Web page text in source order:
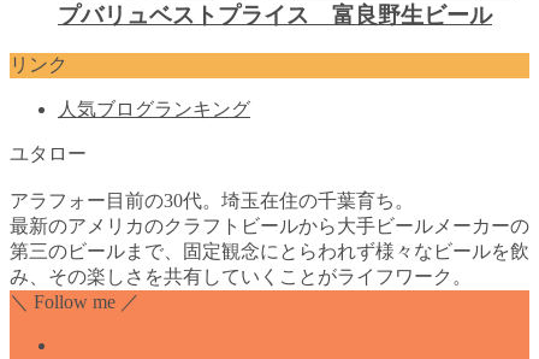
プバリュベストプライス 富良野生ビール
リンク
人気ブログランキング
ユタロー
アラフォー目前の30代。埼玉在住の千葉育ち。
最新のアメリカのクラフトビールから大手ビールメーカーの
第三のビールまで、固定観念にとらわれず様々なビールを飲
み、その楽しさを共有していくことがライフワーク。
＼ Follow me ／